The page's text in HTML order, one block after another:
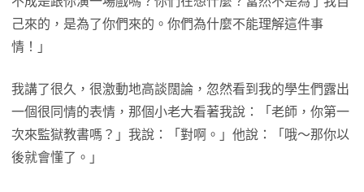
己來的，是為了你們來的。你們為什麼不能理解這件事
情！」
我講了很久，很激動地高談闊論，忽然看到我的學生們露出
一個很同情的表情，那個小老大看著我說：「老師，你第一
次來監獄教書嗎？」我說：「對啊。」他說：「哦～那你以
後就會懂了。」